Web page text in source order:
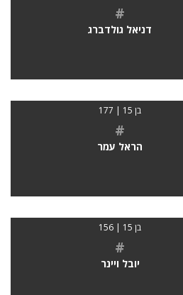
#
דניאל גולדברג
בן 15 | 177
#
הראל עמר
בן 15 | 156
#
יובל ויינר